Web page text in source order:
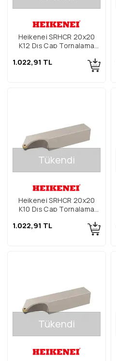
Heikenei SRHCR 20x20
K12 Dış Çap Tornalama
1.022,91 TL
Tükendi
Heikenei SRHCR 20x20
K10 Dış Çap Tornalama
1.022,91 TL
Tükendi